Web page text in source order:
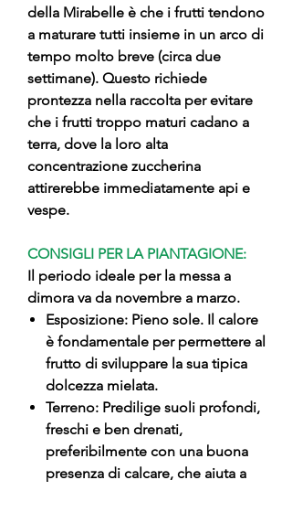
della Mirabelle è che i frutti tendono
a maturare tutti insieme in un arco di
tempo molto breve (circa due
settimane). Questo richiede
prontezza nella raccolta per evitare
che i frutti troppo maturi cadano a
terra, dove la loro alta
concentrazione zuccherina
attirerebbe immediatamente api e
vespe.
CONSIGLI PER LA PIANTAGIONE:
Il periodo ideale per la messa a
dimora va da novembre a marzo.
Esposizione: Pieno sole. Il calore
è fondamentale per permettere al
frutto di sviluppare la sua tipica
dolcezza mielata.
Terreno: Predilige suoli profondi,
freschi e ben drenati,
preferibilmente con una buona
presenza di calcare, che aiuta a